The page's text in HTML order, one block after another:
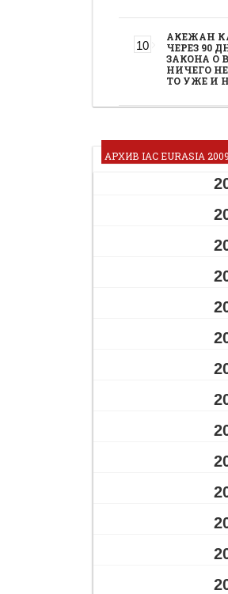
АКЕЖАН
ЧЕРЕЗ 90
ЗАКОНА О
НИЧЕГО
ТО УЖЕ И
АРХИВ IAC EURASIA